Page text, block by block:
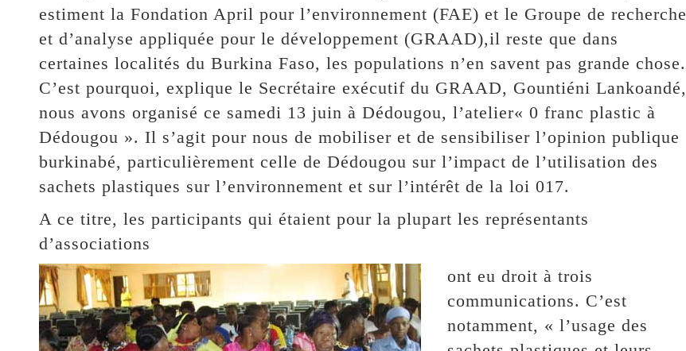
estiment la Fondation April pour l’environnement (FAE) et le Groupe de recherche
et d’analyse appliquée pour le développement (GRAAD),il reste que dans
certaines localités du Burkina Faso, les populations n’en savent pas grande chose.
C’est pourquoi, explique le Secrétaire exécutif du GRAAD, Gountiéni Lankoandé,
nous avons organisé ce samedi 13 juin à Dédougou, l’atelier« 0 franc plastic à
Dédougou ». Il s’agit pour nous de mobiliser et de sensibiliser l’opinion publique
burkinabé, particulièrement celle de Dédougou sur l’impact de l’utilisation des
sachets plastiques sur l’environnement et sur l’intérêt de la loi 017.
A ce titre, les participants qui étaient pour la plupart les représentants
d’associations
ont eu droit à trois
communications. C’est
notamment, « l’usage des